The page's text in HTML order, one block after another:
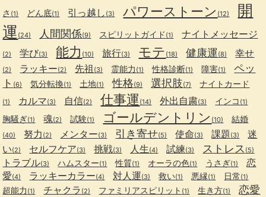
さ (1) どん底(1) 引っ越し (3) パワーストーン (12)
開
運 (24) 人間関係(9) スピリットガイド (1) ナイトメッセージ
(2) 学び(3) 能力 (10) 旅行(3) モテ (18) 健康運(8) 幸せ
(2) ラッキー(2) 先祖 (3) 霊能力 (1) 性格診断(1) 障害(1)
ペッ
ト (6) 気分転換(1) 土地(1) 性格(9) 選択肢(7) ナイトカード
(1) カルマ(3) 自信(2) 仕事運 (14) 外出自粛(3) インコ (1)
胸騒ぎ(1) 魂(2) 試験(1) ゴールデントリン (10) 結婚
(40) 努力 (2) メンター(3) 引き寄せ(5) 使命(3) 課題(3)
迷
い(2) セルフケア(3) 挑戦(3) 人生(4) 試練(3) ストレス (5)
トラブル(3) ハムスター(1) 性質(1) オーラの色(1) うさぎ(1)
恋
愛(4) ラッキーカラー(4) 対人運(3) 救い(1) 悪縁(1) 日常 (1)
超能力 (1) チャクラ (2) ファミリアスピリット (1) 生き方(1)
恋愛